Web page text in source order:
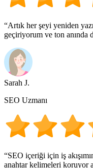
“Artık her şeyi yeniden
geçiriyorum ve ton anında
Sarah J.
SEO Uzmanı
“SEO içeriği için iş
anahtar kelimeleri koruyor